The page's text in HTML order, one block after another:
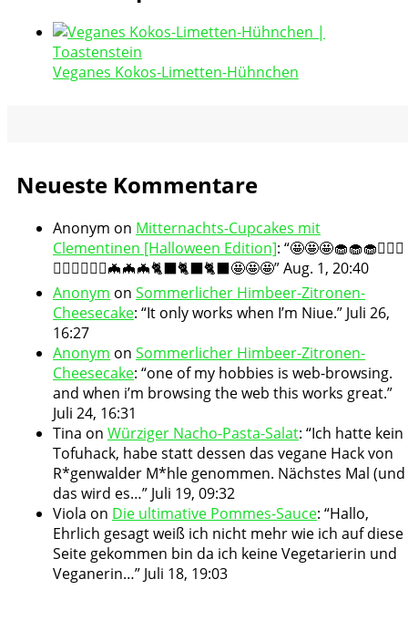
Veganes Kokos-Limetten-Hühnchen
Neueste Kommentare
Anonym on Mitternachts-Cupcakes mit
Clementinen [Halloween Edition]: “🤩🤩🤩🧁🧁🧁🧛🏻‍♀️
🧛🏻‍♀️🧛🏻‍♀️🦇🦇🦇🐈‍⬛🐈‍⬛🐈‍⬛🤩🤩🤩”Aug. 1, 20:40
Anonym on Sommerlicher Himbeer-Zitronen-
Cheesecake: “It only works when I’m Niue.” Juli 26,
16:27
Anonym on Sommerlicher Himbeer-Zitronen-
Cheesecake: “one of my hobbies is web-browsing.
and when i’m browsing the web this works great.”
Juli 24, 16:31
Tina on Würziger Nacho-Pasta-Salat: “Ich hatte kein
Tofuhack, habe statt dessen das vegane Hack von
R*genwalder M*hle genommen. Nächstes Mal (und
das wird es…” Juli 19, 09:32
Viola on Die ultimative Pommes-Sauce: “Hallo,
Ehrlich gesagt weiß ich nicht mehr wie ich auf diese
Seite gekommen bin da ich keine Vegetarierin und
Veganerin…” Juli 18, 19:03